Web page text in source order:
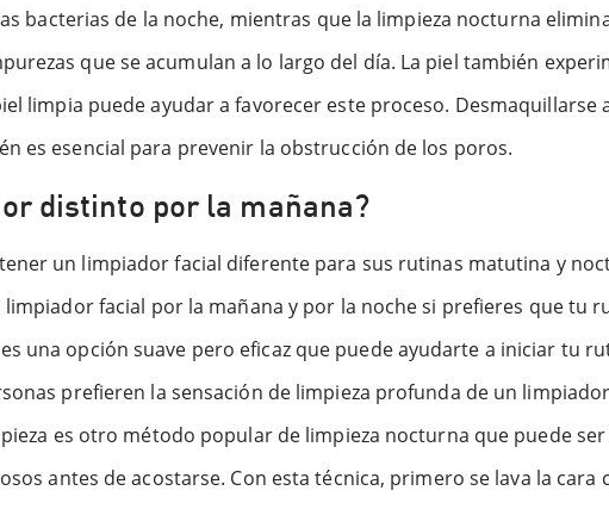
bacterias de la noche, mientras que la limpieza nocturna
que se acumulan a lo largo del día. La piel también
limpia puede ayudar a favorecer este proceso.
es esencial para prevenir la obstrucción de los poros.
distinto por la mañana?
un limpiador facial diferente para sus rutinas matutina y
facial por la mañana y por la noche si prefieres que tu
una opción suave pero eficaz que puede ayudarte a iniciar tu
prefieren la sensación de limpieza profunda de un
es otro método popular de limpieza nocturna que puede
antes de acostarse. Con esta técnica, primero se lava la